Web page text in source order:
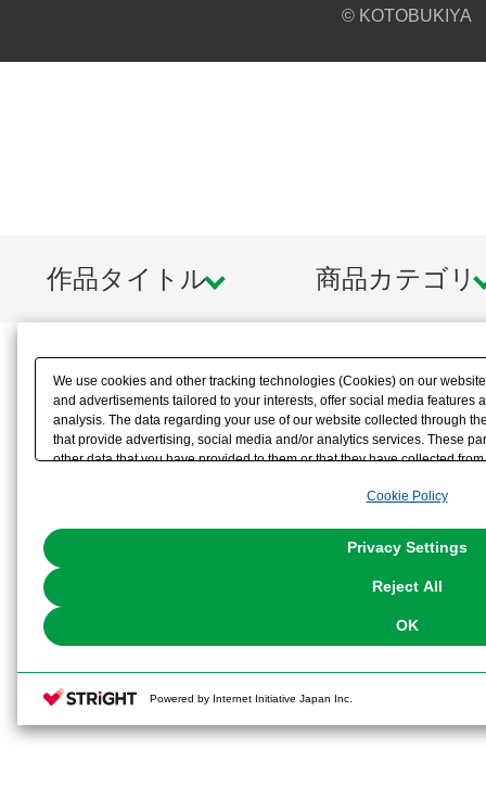
© KOTOBUKIYA
作品タイトル 商品カテゴリ
We use cookies and other tracking technologies (Cookies) on our
and advertisements tailored to your interests, offer social media features
analysis. The data regarding your use of our website collected through
that provide advertising, social media and/or analytics services. These
other data that you have provided to them or that they have collected
the use of all Cookies except for Strictly Necessary Cookies, please
You can change your consent or rejection settings at any time via
Cookie Policy
Privacy Settings
Reject All
OK
Powered by Internet Initiative Japan Inc.